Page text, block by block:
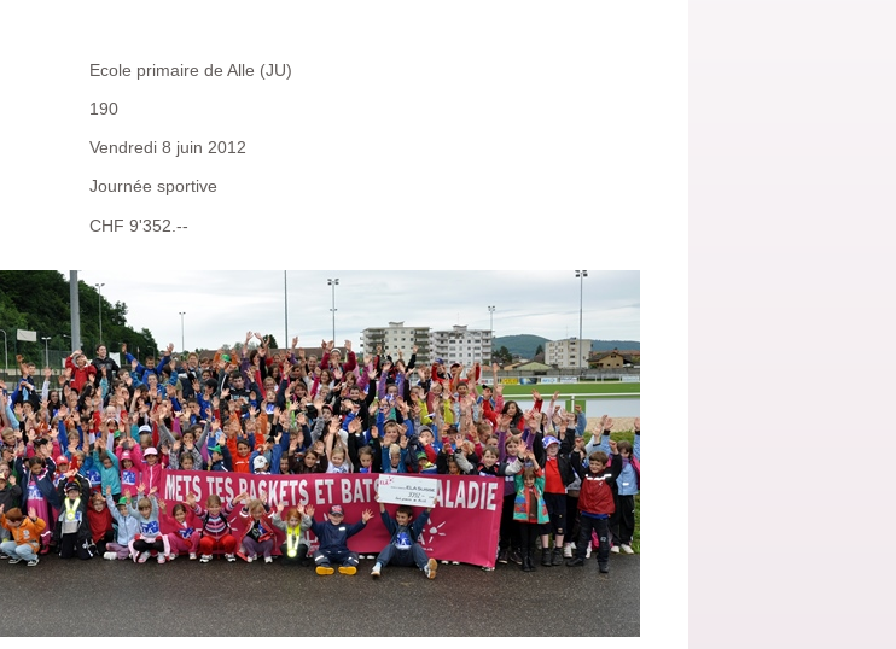
Ecole primaire de Alle (JU)
190
Vendredi 8 juin 2012
Journée sportive
CHF 9'352.--